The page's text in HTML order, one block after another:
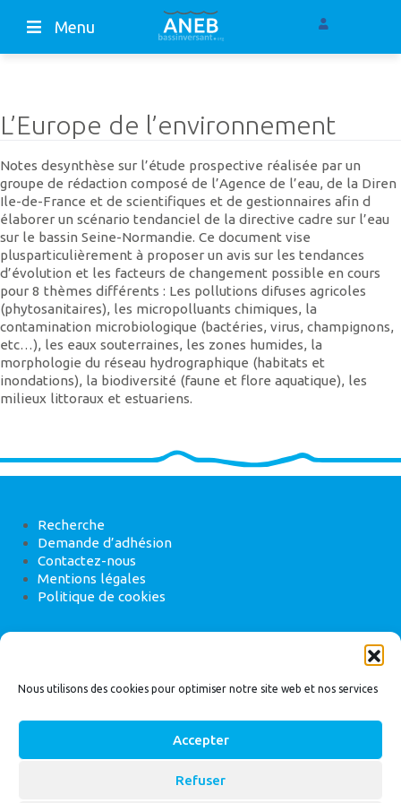
Nous utilisons des cookies pour optimiser notre site web et nos services
Accepter
Refuser
Menu
L’Europe de l’environnement
Notes desynthèse sur l’étude prospective réalisée par un
groupe de rédaction composé de l’Agence de l’eau, de la Diren
Ile-de-France et de scientifiques et de gestionnaires afin d
élaborer un scénario tendanciel de la directive cadre sur l’eau
sur le bassin Seine-Normandie. Ce document vise
plusparticulièrement à proposer un avis sur les tendances
d’évolution et les facteurs de changement possible en cours
pour 8 thèmes différents : Les pollutions difuses agricoles
(phytosanitaires), les micropolluants chimiques, la
contamination microbiologique (bactéries, virus, champignons,
etc…), les eaux souterraines, les zones humides, la
morphologie du réseau hydrographique (habitats et
inondations), la biodiversité (faune et flore aquatique), les
milieux littoraux et estuariens.
Recherche
Demande d’adhésion
Contactez-nous
Mentions légales
Politique de cookies